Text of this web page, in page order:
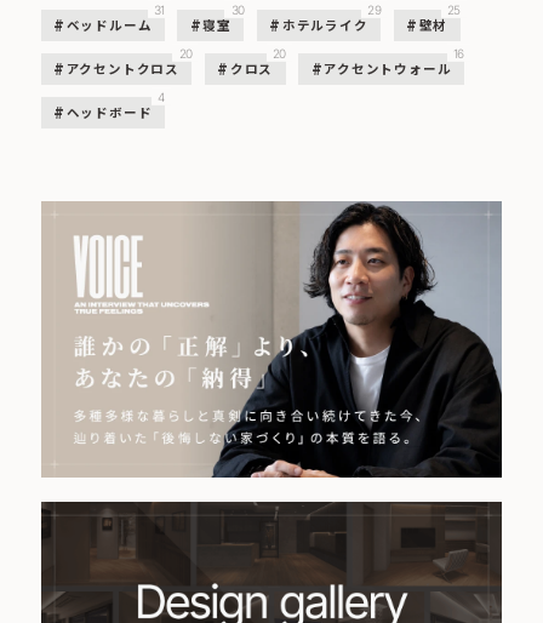
ベッドルーム
31
寝室
30
ホテルライク
29
壁材
25
アクセントクロス
20
クロス
20
アクセントウォール
16
ヘッドボード
4